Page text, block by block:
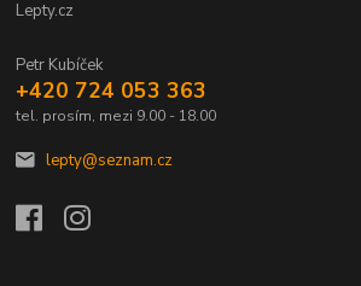
Lepty.cz
Petr Kubíček
+420 724 053 363
tel. prosím, mezi 9.00 - 18.00
lepty@seznam.cz